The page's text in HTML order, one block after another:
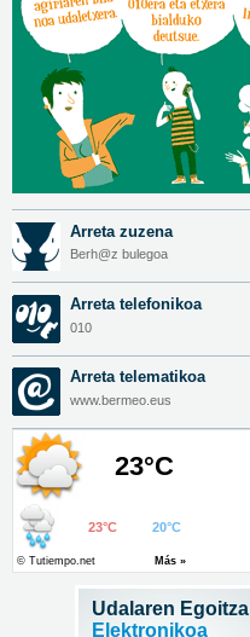
Arreta zuzena
Berh@z bulegoa
Arreta telefonikoa
010
Arreta telematikoa
www.bermeo.eus
Udalaren Egoitza
Elektronikoa